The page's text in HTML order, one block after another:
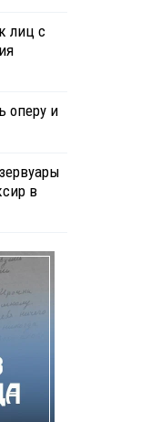
лиц с
оперу и
в